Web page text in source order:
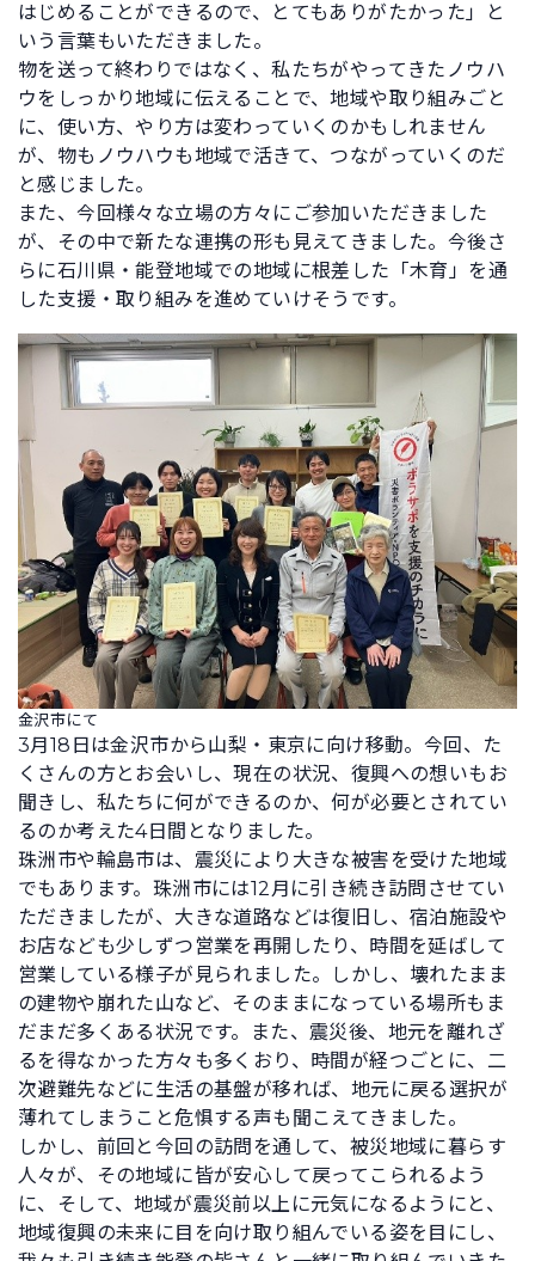
はじめることができるので、とてもありがたかった」と
いう言葉もいただきました。
物を送って終わりではなく、私たちがやってきたノウハ
ウをしっかり地域に伝えることで、地域や取り組みごと
に、使い方、やり方は変わっていくのかもしれません
が、物もノウハウも地域で活きて、つながっていくのだ
と感じました。
また、今回様々な立場の方々にご参加いただきました
が、その中で新たな連携の形も見えてきました。今後さ
らに石川県・能登地域での地域に根差した「木育」を通
した支援・取り組みを進めていけそうです。
金沢市にて
3月18日は金沢市から山梨・東京に向け移動。今回、た
くさんの方とお会いし、現在の状況、復興への想いもお
聞きし、私たちに何ができるのか、何が必要とされてい
るのか考えた4日間となりました。
珠洲市や輪島市は、震災により大きな被害を受けた地域
でもあります。珠洲市には12月に引き続き訪問させてい
ただきましたが、大きな道路などは復旧し、宿泊施設や
お店なども少しずつ営業を再開したり、時間を延ばして
営業している様子が見られました。しかし、壊れたまま
の建物や崩れた山など、そのままになっている場所もま
だまだ多くある状況です。また、震災後、地元を離れざ
るを得なかった方々も多くおり、時間が経つごとに、二
次避難先などに生活の基盤が移れば、地元に戻る選択が
薄れてしまうこと危惧する声も聞こえてきました。
しかし、前回と今回の訪問を通して、被災地域に暮らす
人々が、その地域に皆が安心して戻ってこられるよう
に、そして、地域が震災前以上に元気になるようにと、
地域復興の未来に目を向け取り組んでいる姿を目にし、